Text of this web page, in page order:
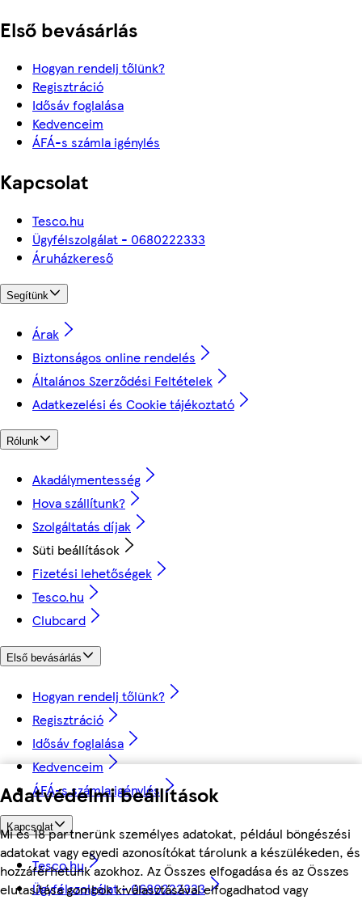
Adatvédelmi beállítások
Mi és 18 partnerünk személyes adatokat, például böngészési
adatokat vagy egyedi azonosítókat tárolunk a készülékeden, és
hozzáférhetünk azokhoz. Az Összes elfogadása és az Összes
elutasítása gombok kiválasztásával elfogadhatod vagy
Első bevásárlás
Hogyan rendelj tőlünk?
Regisztráció
Idősáv foglalása
Kedvenceim
ÁFÁ-s számla igénylés
Kapcsolat
Tesco.hu
Ügyfélszolgálat - 0680222333
Áruházkereső
Segítünk
Árak
Biztonságos online rendelés
Általános Szerződési Feltételek
Adatkezelési és Cookie tájékoztató
Rólunk
Akadálymentesség
Hova szállítunk?
Szolgáltatás díjak
Süti beállítások
Fizetési lehetőségek
Tesco.hu
Clubcard
Első bevásárlás
Hogyan rendelj tőlünk?
Regisztráció
Idősáv foglalása
Kedvenceim
ÁFÁ-s számla igénylés
Kapcsolat
Tesco.hu
Ügyfélszolgálat - 0680222333